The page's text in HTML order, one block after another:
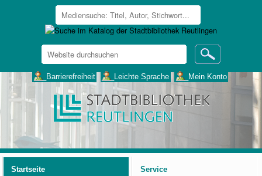
Website
durchsuchen
___Barrierefreiheit ___Leichte Sprache ___Mein Konto
Startseite
Service